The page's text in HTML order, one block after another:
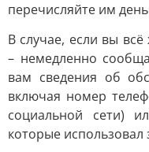
перечисляйте им
В случае, если вы
– немедленно
вам сведения об
включая номер
социальной сети)
которые